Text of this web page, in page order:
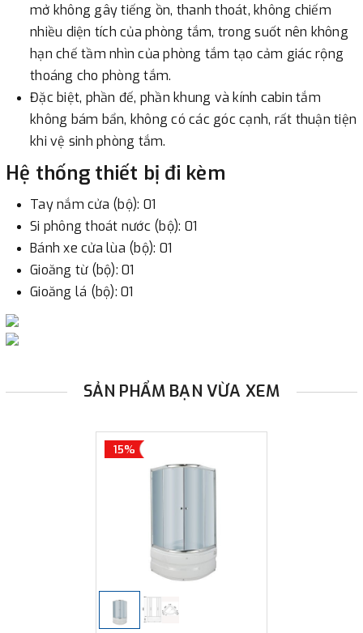
mở không gây tiếng ồn, thanh thoát, không chiếm
nhiều diện tích của phòng tắm, trong suốt nên không
hạn chế tầm nhìn của phòng tắm tạo cảm giác rộng
thoáng cho phòng tắm.
Đặc biệt, phần đế, phần khung và kính cabin tắm
không bám bẩn, không có các góc cạnh, rất thuận tiện
khi vệ sinh phòng tắm.
Hệ thống thiết bị đi kèm
Tay nắm cửa (bộ): 01
Si phông thoát nước (bộ): 01
Bánh xe cửa lùa (bộ): 01
Gioăng từ (bộ): 01
Gioăng lá (bộ): 01
SẢN PHẨM BẠN VỪA XEM
15%